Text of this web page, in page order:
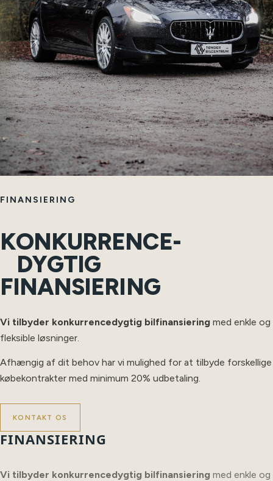
FINANSIERING
KONKURRENCE-
DYGTIG
FINANSIERING
Vi tilbyder konkurrencedygtig bilfinansiering med enkle og
fleksible løsninger.
Afhængig af dit behov har vi mulighed for at tilbyde forskellige
købekontrakter med minimum 20% udbetaling.
KONTAKT OS
FINANSIERING
Vi tilbyder konkurrencedygtig bilfinansiering med enkle og